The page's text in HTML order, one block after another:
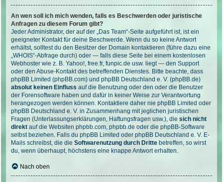
An wen soll ich mich wenden, falls es Beschwerden oder juristische
Anfragen zu diesem Forum gibt?
Jeder Administrator, der auf der „Das Team“-Seite aufgeführt ist, ist ein
geeigneter Kontakt für deine Beschwerde. Wenn du so keine Antwort
erhältst, solltest du den Besitzer der Domain kontaktieren (führe dazu eine
„WHOIS“-Abfrage durch) oder — falls diese Seite bei einem kostenlosen
Webhoster wie z. B. Yahoo!, free.fr, funpic.de usw. liegt — den Support
oder den Abuse-Kontakt des betreffenden Dienstes. Bitte beachte, dass
phpBB Limited (phpBB.com) und phpBB Deutschland e. V. (phpBB.de)
absolut keinen Einfluss auf die Benutzung oder den oder die Benutzer
der Forensoftware haben und dafür in keiner Weise zur Verantwortung
herangezogen werden können. Kontaktiere daher nie phpBB Limited oder
phpBB Deutschland e. V. in Zusammenhang mit jeglichen juristischen
Fragen (Unterlassungserklärungen, Haftungsfragen usw.), die sich nicht
direkt auf die Websiten phpbb.com, phpbb.de oder die phpBB-Software
selbst beziehen. Falls du phpBB Limited oder phpBB Deutschland e. V. E-
Mails schreibst, die die Softwarenutzung durch Dritte betreffen, so wirst
du, wenn überhaupt, höchstens eine knappe Antwort erhalten.
Nach oben